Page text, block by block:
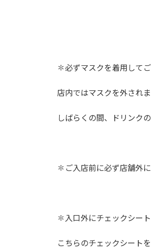
✽必ずマスクを着用してご
店内ではマスクを外され
しばらくの間、ドリンク
✽ご入店前に必ず店舗外
✽入口外にチェックシート
こちらのチェックシート